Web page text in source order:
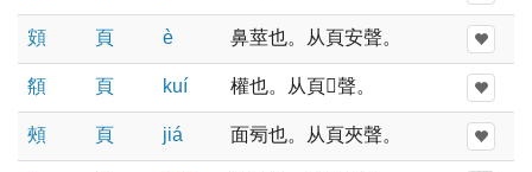
頞 頁 è 鼻莖也。从頁安聲。
頯 頁 kuí 權也。从頁𢌳聲。
頰 頁 jiá 面㫄也。从頁夾聲。